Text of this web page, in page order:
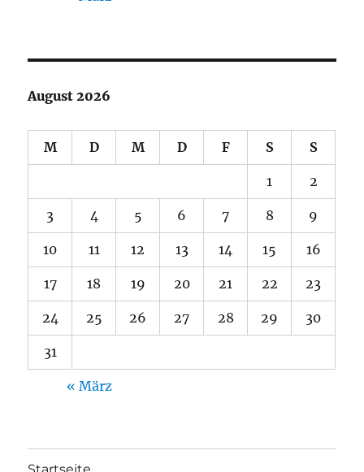
August 2026
M D M D F S S
1 2
3 4 5 6 7 8 9
10 11 12 13 14 15 16
17 18 19 20 21 22 23
24 25 26 27 28 29 30
31
« März
Startseite